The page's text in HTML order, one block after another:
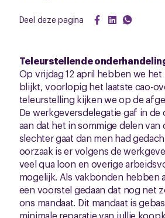
Deel deze pagina
Teleurstellende
Op vrijdag 12 april hebben we het
blijkt, voorlopig het laatste cao-
teleurstelling kijken we op de
De werkgeversdelegatie gaf in
aan dat het in sommige delen van
slechter gaat dan men had
oorzaak is er volgens de
veel qua loon en overige
mogelijk. Als vakbonden hebben
een voorstel gedaan dat nog net
ons mandaat. Dit mandaat is
minimale reparatie van jullie